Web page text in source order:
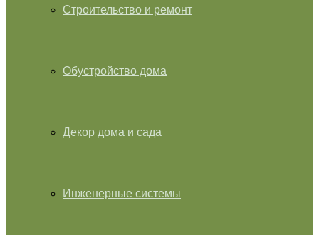
Строительство и ремонт
Обустройство дома
Декор дома и сада
Инженерные системы